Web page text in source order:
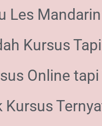
Les
Kursus
Online
Kursus